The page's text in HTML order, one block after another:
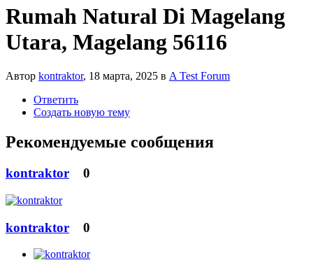
Rumah Natural Di Magelang
Utara, Magelang 56116
Автор kontraktor, 18 марта, 2025 в A Test Forum
Ответить
Создать новую тему
Рекомендуемые сообщения
kontraktor 0
kontraktor 0